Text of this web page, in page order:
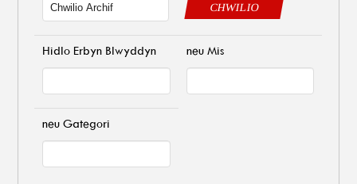
CHWILIO
Hidlo Erbyn Blwyddyn neu Mis
neu Gategori